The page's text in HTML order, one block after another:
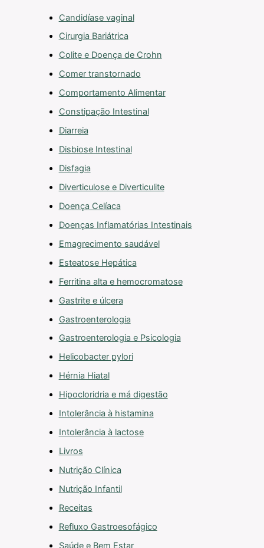
Candidíase vaginal
Cirurgia Bariátrica
Colite e Doença de Crohn
Comer transtornado
Comportamento Alimentar
Constipação Intestinal
Diarreia
Disbiose Intestinal
Disfagia
Diverticulose e Diverticulite
Doença Celíaca
Doenças Inflamatórias Intestinais
Emagrecimento saudável
Esteatose Hepática
Ferritina alta e hemocromatose
Gastrite e úlcera
Gastroenterologia
Gastroenterologia e Psicologia
Helicobacter pylori
Hérnia Hiatal
Hipocloridria e má digestão
Intolerância à histamina
Intolerância à lactose
Livros
Nutrição Clínica
Nutrição Infantil
Receitas
Refluxo Gastroesofágico
Saúde e Bem Estar